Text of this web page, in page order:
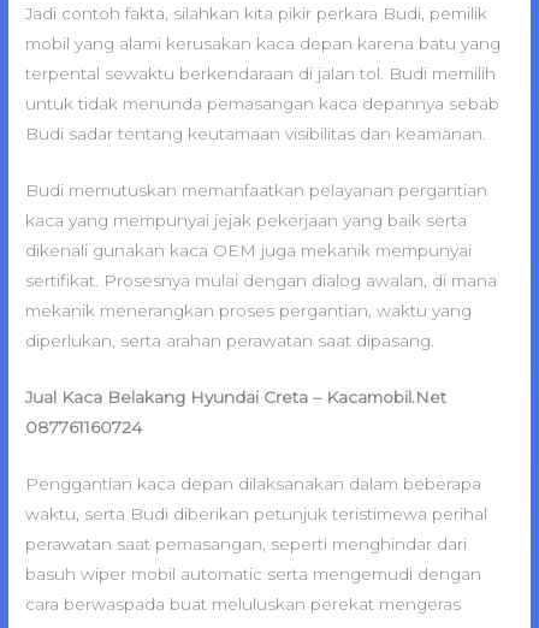
Jadi contoh fakta, silahkan kita pikir perkara Budi, pemilik
mobil yang alami kerusakan kaca depan karena batu yang
terpental sewaktu berkendaraan di jalan tol. Budi memilih
untuk tidak menunda pemasangan kaca depannya sebab
Budi sadar tentang keutamaan visibilitas dan keamanan.
Budi memutuskan memanfaatkan pelayanan pergantian
kaca yang mempunyai jejak pekerjaan yang baik serta
dikenali gunakan kaca OEM juga mekanik mempunyai
sertifikat. Prosesnya mulai dengan dialog awalan, di mana
mekanik menerangkan proses pergantian, waktu yang
diperlukan, serta arahan perawatan saat dipasang.
Jual Kaca Belakang Hyundai Creta – Kacamobil.Net
087761160724
Penggantian kaca depan dilaksanakan dalam beberapa
waktu, serta Budi diberikan petunjuk teristimewa perihal
perawatan saat pemasangan, seperti menghindar dari
basuh wiper mobil automatic serta mengemudi dengan
cara berwaspada buat meluluskan perekat mengeras